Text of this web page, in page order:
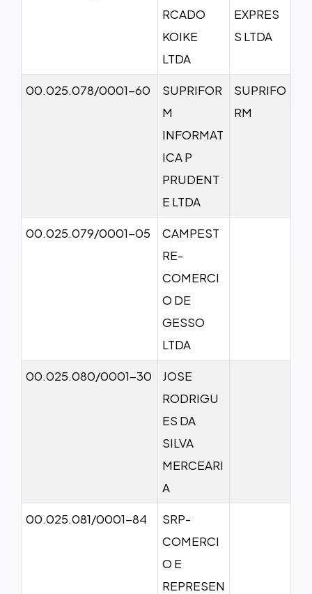
RCADO
KOIKE
LTDA
EXPRES
S LTDA
00.025.078/0001-60
SUPRIFOR
M
INFORMAT
ICA P
PRUDENT
E LTDA
SUPRIFO
RM
00.025.079/0001-05
CAMPEST
RE-
COMERCI
O DE
GESSO
LTDA
00.025.080/0001-30
JOSE
RODRIGU
ES DA
SILVA
MERCEARI
A
00.025.081/0001-84
SRP-
COMERCI
O E
REPRESEN